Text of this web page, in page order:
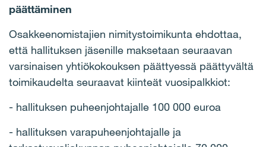
päättäminen
Osakkeenomistajien nimitystoimikunta ehdottaa,
että hallituksen jäsenille maksetaan seuraavan
varsinaisen yhtiökokouksen päättyessä päättyvältä
toimikaudelta seuraavat kiinteät vuosipalkkiot:
- hallituksen puheenjohtajalle 100 000 euroa
- hallituksen varapuheenjohtajalle ja